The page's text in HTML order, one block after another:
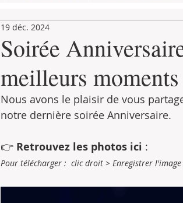
Soirée
meilleurs
19 déc. 2024
Nous avons le plaisir de vous
notre dernière soirée Anniversaire.
👉 Retrouvez les photos ici :
Pour télécharger :  clic droit > Enregistrer l'image